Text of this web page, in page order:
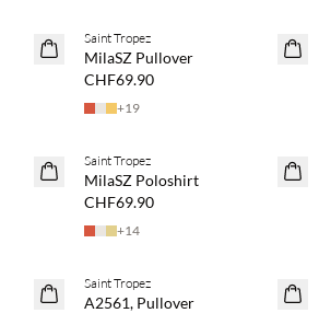
NEUHEITEN
Saint Tropez
MilaSZ Pullover
CHF69.90
+19
NEUHEITEN
Saint Tropez
MilaSZ Poloshirt
CHF69.90
+14
NEUHEITEN
Saint Tropez
A2561, Pullover